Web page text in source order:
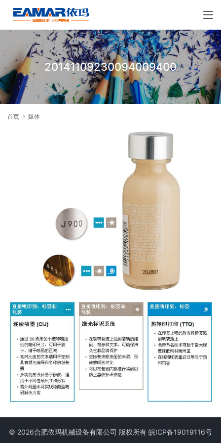
20141109230094009400
首页 媒体
© 2026合肥依玛机械设备有限公司 版权所有 皖ICP备19019116号